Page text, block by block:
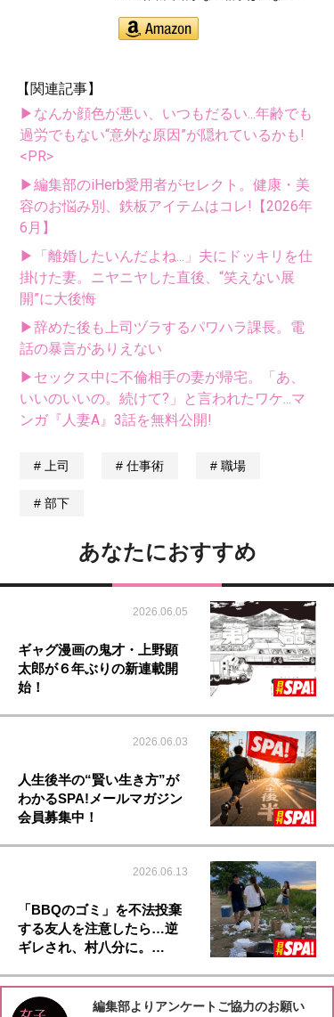
【関連記事】
▶なんか顔色が悪い、いつもだるい...年齢でも
過労でもない“意外な原因”が隠れているかも!
<PR>
▶編集部のiHerb愛用者がセレクト。健康・美
容のお悩み別、鉄板アイテムはコレ!【2026年
6月】
▶「離婚したいんだよね...」夫にドッキリを仕
掛けた妻。ニヤニヤした直後、“笑えない展
開”に大後悔
▶辞めた後も上司ヅラするパワハラ課長。電
話の暴言がありえない
▶セックス中に不倫相手の妻が帰宅。「あ、
いいのいいの。続けて?」と言われたワケ...マ
ンガ『人妻A』3話を無料公開!
上司 仕事術 職場
部下
あなたにおすすめ
2026.06.05
ギャグ漫画の鬼才・上野顕
太郎が６年ぶりの新連載開
始！
2026.06.03
人生後半の“賢い生き方”が
わかるSPA!メールマガジン
会員募集中！
2026.06.13
「BBQのゴミ」を不法投棄
する友人を注意したら…逆
ギレされ、村八分に。…